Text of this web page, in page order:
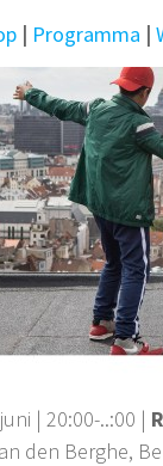
| Programma |
| 20:00-..:00 |
den Berghe,